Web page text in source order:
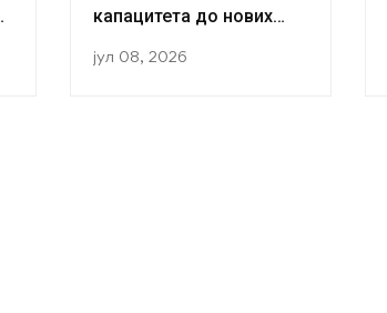
капацитета до нових
јул 08, 2026